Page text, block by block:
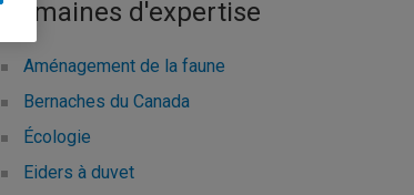
Domaines d'expertise
Aménagement de la faune
Bernaches du Canada
Écologie
Eiders à duvet